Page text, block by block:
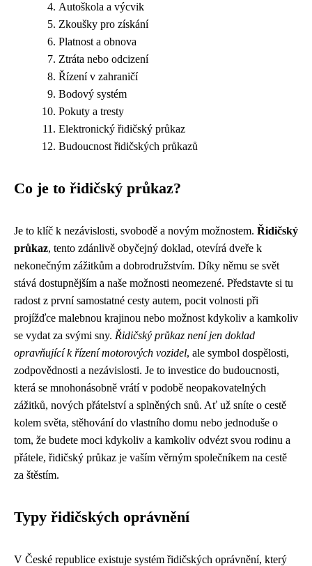
Autoškola a výcvik
Zkoušky pro získání
Platnost a obnova
Ztráta nebo odcizení
Řízení v zahraničí
Bodový systém
Pokuty a tresty
Elektronický řidičský průkaz
Budoucnost řidičských průkazů
Co je to řidičský průkaz?
Je to klíč k nezávislosti, svobodě a novým možnostem. Řidičský
průkaz, tento zdánlivě obyčejný doklad, otevírá dveře k
nekonečným zážitkům a dobrodružstvím. Díky němu se svět
stává dostupnějším a naše možnosti neomezené. Představte si tu
radost z první samostatné cesty autem, pocit volnosti při
projížďce malebnou krajinou nebo možnost kdykoliv a kamkoliv
se vydat za svými sny. Řidičský průkaz není jen doklad
opravňující k řízení motorových vozidel, ale symbol dospělosti,
zodpovědnosti a nezávislosti. Je to investice do budoucnosti,
která se mnohonásobně vrátí v podobě neopakovatelných
zážitků, nových přátelství a splněných snů. Ať už sníte o cestě
kolem světa, stěhování do vlastního domu nebo jednoduše o
tom, že budete moci kdykoliv a kamkoliv odvézt svou rodinu a
přátele, řidičský průkaz je vaším věrným společníkem na cestě
za štěstím.
Typy řidičských oprávnění
V České republice existuje systém řidičských oprávnění, který